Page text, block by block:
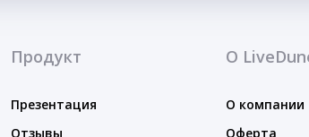
Продукт
Презентация
Отзывы
О
О компании
Оферта